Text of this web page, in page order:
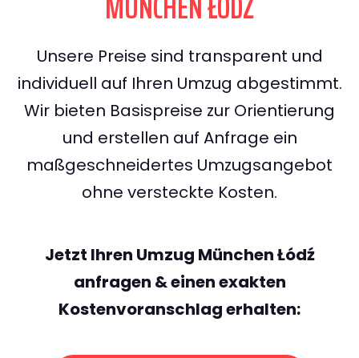
Unsere Preise sind transparent und
individuell auf Ihren Umzug abgestimmt.
Wir bieten Basispreise zur Orientierung
und erstellen auf Anfrage ein
maßgeschneidertes Umzugsangebot
ohne versteckte Kosten.
Jetzt Ihren Umzug München Łódź
anfragen & einen exakten
Kostenvoranschlag erhalten: